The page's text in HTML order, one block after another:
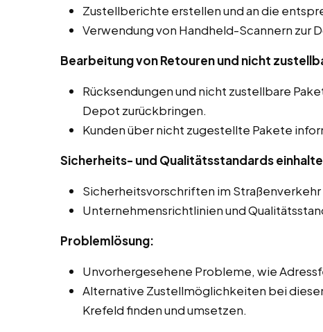
Zustellberichte erstellen und an die
Verwendung von Handheld-Scannern zur
Bearbeitung von Retouren und nicht
Rücksendungen und nicht zustellbare
Depot zurückbringen.
Kunden über nicht zugestellte Pakete
Sicherheits- und Qualitätsstandards
Sicherheitsvorschriften im
Unternehmensrichtlinien und
Problemlösung:
Unvorhergesehene Probleme, wie
Alternative Zustellmöglichkeiten bei
Krefeld finden und umsetzen.